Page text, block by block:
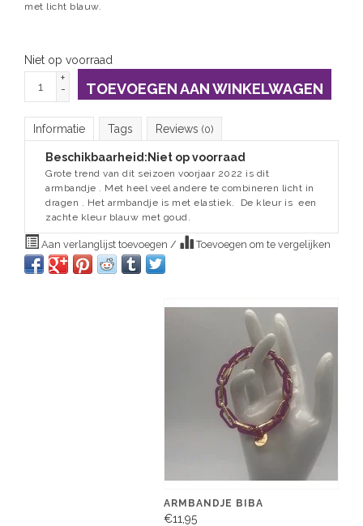
met licht blauw.
Niet op voorraad
+
-
TOEVOEGEN AAN WINKELWAGEN
Informatie Tags Reviews (0)
Beschikbaarheid:Niet op voorraad
Grote trend van dit seizoen voorjaar 2022 is dit
armbandje . Met heel veel andere te combineren licht in
dragen . Het armbandje is met elastiek. De kleur is een
zachte kleur blauw met goud.
Aan verlanglijst toevoegen / Toevoegen om te vergelijken
ARMBANDJE BIBA
€11,95